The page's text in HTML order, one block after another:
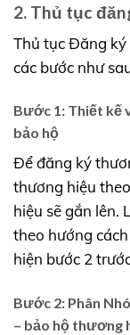
2. Thủ tục
Thủ tục Đăng ký
các bước như
Bước 1: Thiết kế
bảo hộ
Để đăng ký
thương hiệu
hiệu sẽ gắn lên.
theo hướng
hiện bước 2
Bước 2: Phân
– bảo hộ thương